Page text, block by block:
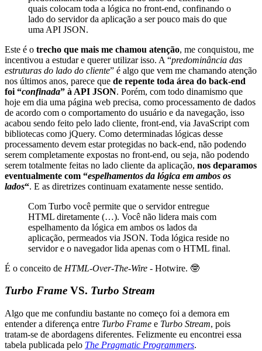
quais colocam toda a lógica no front-end, confinando o
lado do servidor da aplicação a ser pouco mais do que
uma API JSON.
Este é o trecho que mais me chamou atenção, me conquistou, me
incentivou a estudar e querer utilizar isso. A “predominância das
estruturas do lado do cliente” é algo que vem me chamando atenção
nos últimos anos, parece que de repente toda área do back-end
foi “confinada” à API JSON. Porém, com todo dinamismo que
hoje em dia uma página web precisa, como processamento de dados
de acordo com o comportamento do usuário e da navegação, isso
acabou sendo feito pelo lado cliente, front-end, via JavaScript com
bibliotecas como jQuery. Como determinadas lógicas desse
processamento devem estar protegidas no back-end, não podendo
serem completamente expostas no front-end, ou seja, não podendo
serem totalmente feitas no lado cliente da aplicação, nos deparamos
eventualmente com “espelhamentos da lógica em ambos os
lados“. E as diretrizes continuam exatamente nesse sentido.
Com Turbo você permite que o servidor entregue
HTML diretamente (…). Você não lidera mais com
espelhamento da lógica em ambos os lados da
aplicação, permeados via JSON. Toda lógica reside no
servidor e o navegador lida apenas com o HTML final.
É o conceito de HTML-Over-The-Wire - Hotwire. 🤓
Turbo Frame VS. Turbo Stream
Algo que me confundiu bastante no começo foi a demora em
entender a diferença entre Turbo Frame e Turbo Stream, pois
tratam-se de abordagens diferentes. Felizmente eu encontrei essa
tabela publicada pelo The Pragmatic Programmers.